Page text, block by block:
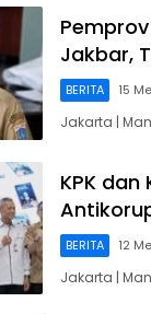
Jakbar,
BERITA 15
Jakarta |
KPK
BERITA 12
Jakarta |